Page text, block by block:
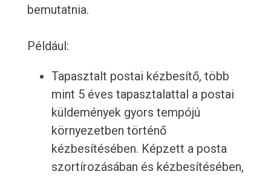
bemutatnia.
Például:
Tapasztalt postai kézbesítő, több
mint 5 éves tapasztalattal a postai
küldemények gyors tempójú
környezetben történő
kézbesítésében. Képzett a posta
szortírozásában és kézbesítésében,